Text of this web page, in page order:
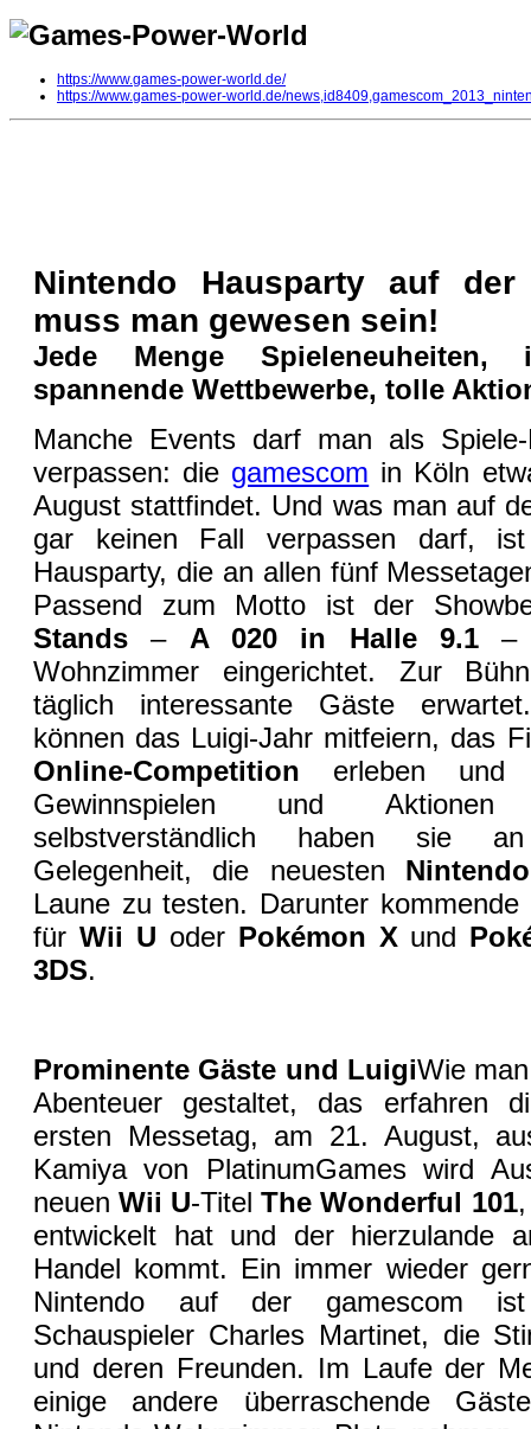
https://www.games-power-world.de/
https://www.games-power-world.de/
Nintendo Hausparty auf
muss man gewesen sein!
Jede Menge Spieleneuheiten,
spannende Wettbewerbe, tolle
Manche Events darf man als
verpassen: die gamescom in Köln
August stattfindet. Und was man auf
gar keinen Fall verpassen darf,
Hausparty, die an allen fünf
Passend zum Motto ist der
Stands– A 020 in Halle 9.1–
Wohnzimmer eingerichtet. Zur
täglich interessante Gäste
können das Luigi-Jahr mitfeiern, das
Online-Competition erleben und
Gewinnspielen und
selbstverständlich haben sie
Gelegenheit, die neuesten Nintendo
Laune zu testen. Darunter
für Wii U oder Pokémon X und
3DS.
Prominente Gäste und LuigiWie
Abenteuer gestaltet, das erfahren
ersten Messetag, am 21. August,
Kamiya von PlatinumGames wird
neuenWii U-TitelThe Wonderful 101,
entwickelt hat und der hierzulande
Handel kommt. Ein immer wieder
Nintendo auf der gamescom ist
Schauspieler Charles Martinet, die
und deren Freunden. Im Laufe der
einige andere überraschende